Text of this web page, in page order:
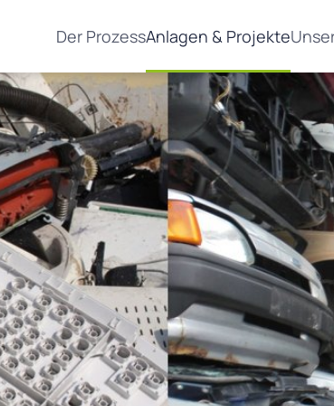
Der ProzessAnlagen & Projekte